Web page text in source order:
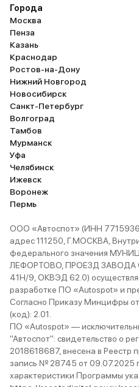
Города
Москва
Пенза
Казань
Краснодар
Ростов-на-Дону
Нижний Новгород
Новосибирск
Санкт-Петербург
Волгоград
Тамбов
Мурманск
Уфа
Челябинск
Ижевск
Воронеж
Пермь
ООО «Автоспот» (ИНН
адрес 111250, Г.МОСКВА,
федерального значения
ЛЕФОРТОВО, ПРОЕЗД ЗАВОДА
41Н/9, ОКВЭД 62.0)
разработке ПО «Autospot» и
Согласно Приказу Минцифры
(код): 2.01.
ПО «Autospot» —
"Автоспот": свидетельство о
2018618687, внесена в Реестр
запись № 28745 от 09.07.2025
характеристики Программы